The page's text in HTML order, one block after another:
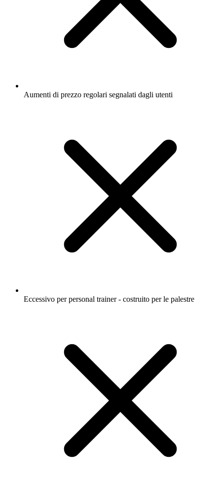
Aumenti di prezzo regolari segnalati dagli utenti
Eccessivo per personal trainer - costruito per le palestre